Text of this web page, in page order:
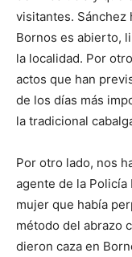
visitantes. Sánchez
Bornos es abierto,
la localidad. Por
actos que han
de los días más
la tradicional
Por otro lado, nos
agente de la
mujer que había
método del abrazo
dieron caza en